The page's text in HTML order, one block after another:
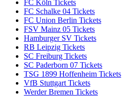
FC Köln Tickets
FC Schalke 04 Tickets
FC Union Berlin Tickets
FSV Mainz 05 Tickets
Hamburger SV Tickets
RB Leipzig Tickets
SC Freiburg Tickets
SC Paderborn 07 Tickets
TSG 1899 Hoffenheim Tickets
VfB Stuttgart Tickets
Werder Bremen Tickets